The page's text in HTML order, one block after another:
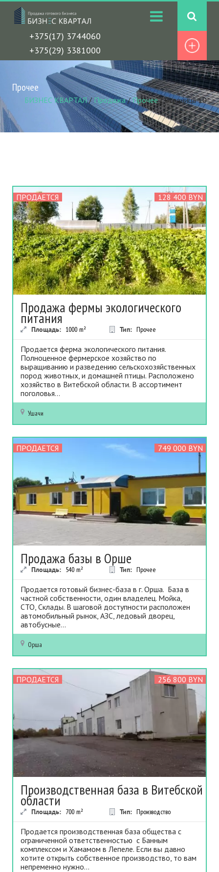
+375(17) 3744060
+375(29) 3381000
Прочее
БИЗНЕС КВАРТАЛ/Продажа/Прочее/Страница 10
ПРОДАЕТСЯ 128 400 BYN
Продажа фермы экологического
питания
Площадь: 1000 m² Тип: Прочее
Продается ферма экологического питания.
Полноценное фермерское хозяйство по
выращиванию и разведению сельскохозяйственных
пород животных, и домашней птицы. Расположено
хозяйство в Витебской области. В ассортимент
поголовья...
Ушачи
ПРОДАЕТСЯ 749 000 BYN
Продажа базы в Орше
Площадь: 540 m² Тип: Прочее
Продается готовый бизнес-база в г. Орша. База в
частной собственности, один владелец. Мойка,
СТО, Склады. В шаговой доступности расположен
автомобильный рынок, АЗС, ледовый дворец,
автобусные...
Орша
ПРОДАЕТСЯ 256 800 BYN
Производственная база в Витебской
области
Площадь: 700 m² Тип: Производство
Продается производственная база общества с
ограниченной ответственностью с Банным
комплексом и Хамамом в Лепеле. Если вы давно
хотите открыть собственное производство, то вам
непременно нужно...